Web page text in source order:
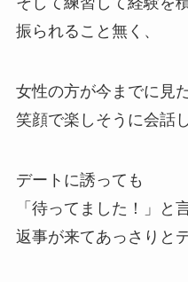
振られること無く、
女性の方が今までに見
笑顔で楽しそうに会話
デートに誘っても
「待ってました！」と
返事が来てあっさりと